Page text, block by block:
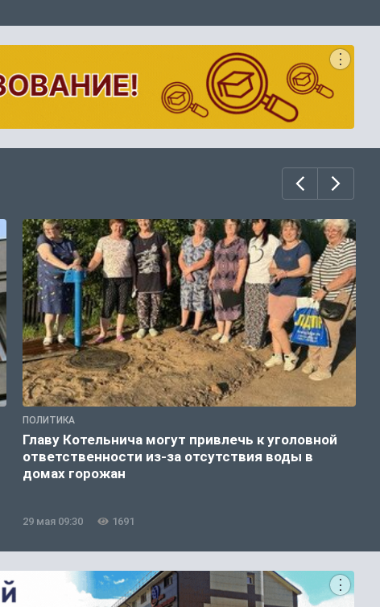
ПОЛИТИКА
Главу Котельнича могут привлечь к уголовной
ответственности из-за отсутствия воды в
домах горожан
29 мая 09:30 1691